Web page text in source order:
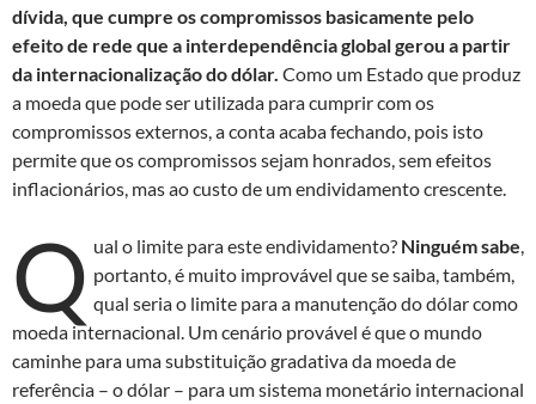
dívida, que cumpre os compromissos basicamente pelo
efeito de rede que a interdependência global gerou a partir
da internacionalização do dólar. Como um Estado que produz
a moeda que pode ser utilizada para cumprir com os
compromissos externos, a conta acaba fechando, pois isto
permite que os compromissos sejam honrados, sem efeitos
inflacionários, mas ao custo de um endividamento crescente.
Q ual o limite para este endividamento? Ninguém sabe,
portanto, é muito improvável que se saiba, também,
qual seria o limite para a manutenção do dólar como
moeda internacional. Um cenário provável é que o mundo
caminhe para uma substituição gradativa da moeda de
referência – o dólar – para um sistema monetário internacional